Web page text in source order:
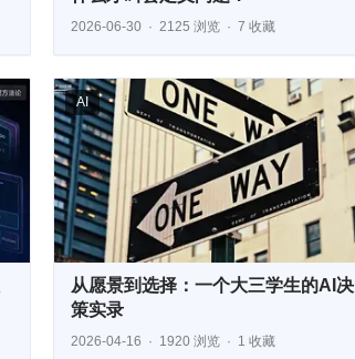
2026-06-30 2125 浏览 7 收藏
AI
从愿景到选择：一个大三学生的AI决
策实录
2026-04-16 1920 浏览 1 收藏